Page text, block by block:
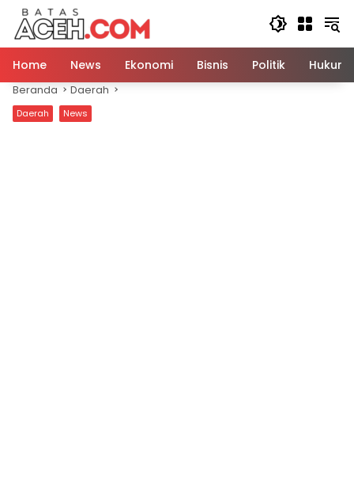
Langsung
konten
Home
News Ekonomi Bisnis Politik Hukum
Beranda Daerah
Daerah News